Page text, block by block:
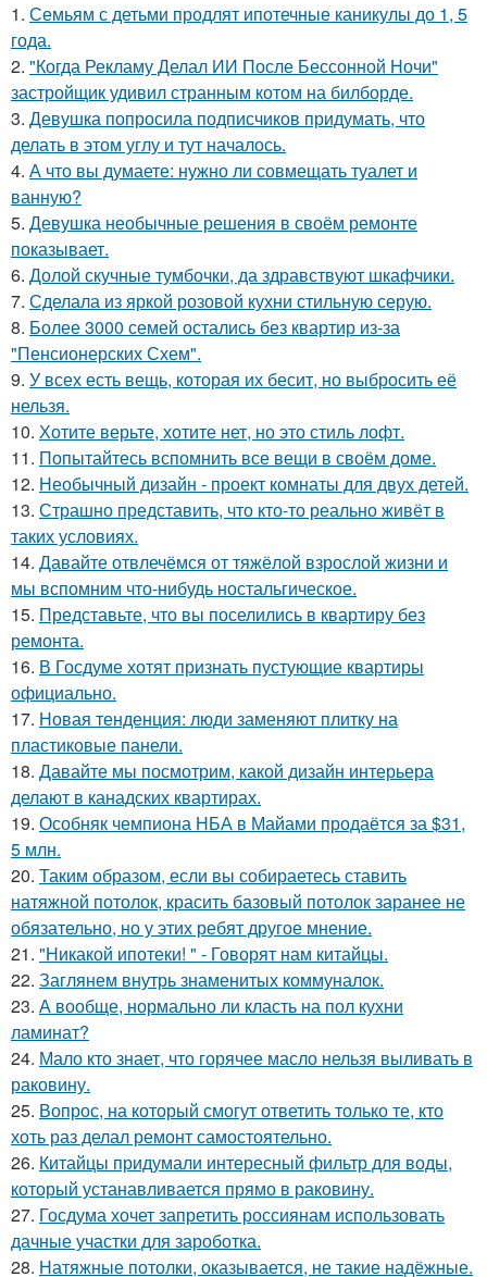
1. Семьям с детьми продлят ипотечные каникулы до 1, 5
года.
2. "Когда Рекламу Делал ИИ После Бессонной Ночи"
застройщик удивил странным котом на билборде.
3. Девушка попросила подписчиков придумать, что
делать в этом углу и тут началось.
4. А что вы думаете: нужно ли совмещать туалет и
ванную?
5. Девушка необычные решения в своём ремонте
показывает.
6. Долой скучные тумбочки, да здравствуют шкафчики.
7. Сделала из яркой розовой кухни стильную серую.
8. Более 3000 семей остались без квартир из-за
"Пенсионерских Схем".
9. У всех есть вещь, которая их бесит, но выбросить её
нельзя.
10. Хотите верьте, хотите нет, но это стиль лофт.
11. Попытайтесь вспомнить все вещи в своём доме.
12. Необычный дизайн - проект комнаты для двух детей.
13. Страшно представить, что кто-то реально живёт в
таких условиях.
14. Давайте отвлечёмся от тяжёлой взрослой жизни и
мы вспомним что-нибудь ностальгическое.
15. Представьте, что вы поселились в квартиру без
ремонта.
16. В Госдуме хотят признать пустующие квартиры
официально.
17. Новая тенденция: люди заменяют плитку на
пластиковые панели.
18. Давайте мы посмотрим, какой дизайн интерьера
делают в канадских квартирах.
19. Особняк чемпиона НБА в Майами продаётся за $31,
5 млн.
20. Таким образом, если вы собираетесь ставить
натяжной потолок, красить базовый потолок заранее не
обязательно, но у этих ребят другое мнение.
21. "Никакой ипотеки! " - Говорят нам китайцы.
22. Заглянем внутрь знаменитых коммуналок.
23. А вообще, нормально ли класть на пол кухни
ламинат?
24. Мало кто знает, что горячее масло нельзя выливать в
раковину.
25. Вопрос, на который смогут ответить только те, кто
хоть раз делал ремонт самостоятельно.
26. Китайцы придумали интересный фильтр для воды,
который устанавливается прямо в раковину.
27. Госдума хочет запретить россиянам использовать
дачные участки для зароботка.
28. Натяжные потолки, оказывается, не такие надёжные.